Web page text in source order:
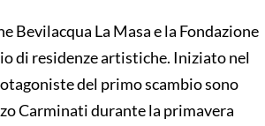
Bevilacqua La Masa e la Fondazione
di residenze artistiche. Iniziato nel
del primo scambio sono
Carminati durante la primavera